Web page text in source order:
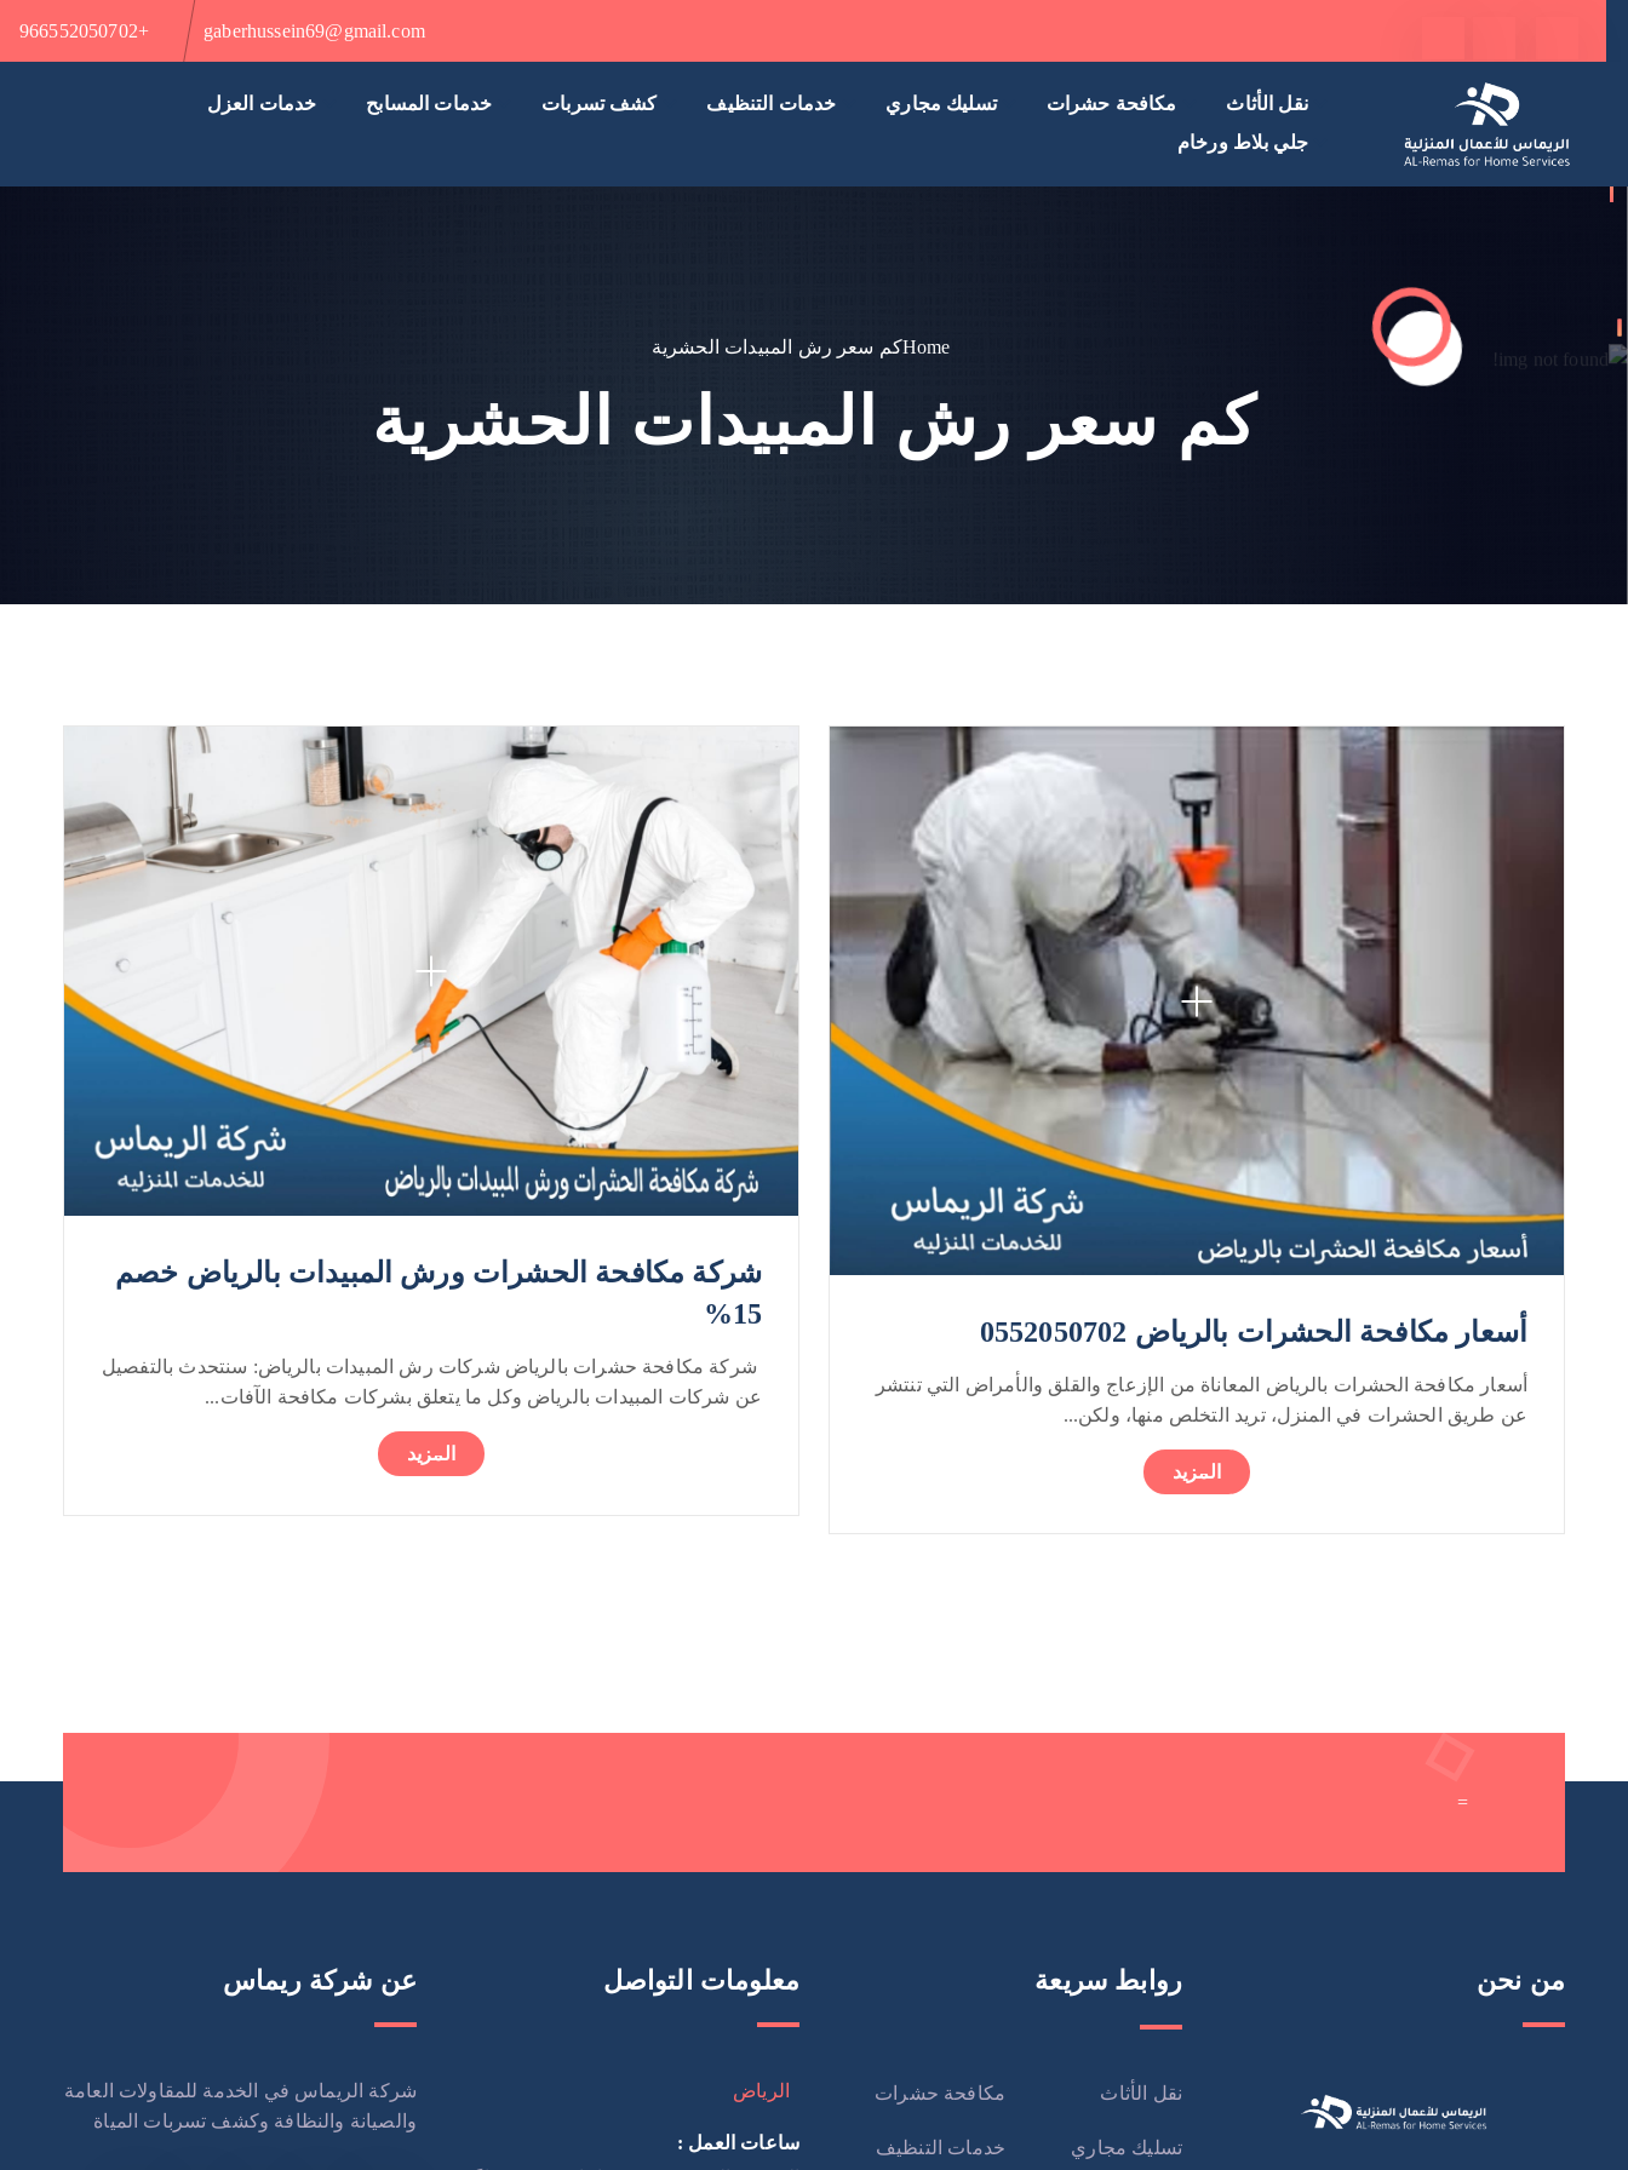
gaberhussein69@gmail.com
+966552050702
نقل الأثاث مكافحة حشرات تسليك مجاري خدمات التنظيف كشف تسربات خدمات المسابح
خدمات العزل
جلي بلاط ورخام
Homeكم سعر رش المبيدات الحشرية
كم سعر رش المبيدات الحشرية
أسعار مكافحة الحشرات بالرياض 0552050702
أسعار مكافحة الحشرات بالرياض المعاناة من الإزعاج والقلق والأمراض التي تنتشر
عن طريق الحشرات في المنزل، تريد التخلص منها، ولكن...
المزيد
شركة مكافحة الحشرات ورش المبيدات بالرياض خصم
15%
شركة مكافحة حشرات بالرياض شركات رش المبيدات بالرياض: سنتحدث بالتفصيل
عن شركات المبيدات بالرياض وكل ما يتعلق بشركات مكافحة الآفات...
المزيد
=
من نحن روابط سريعة
نقل الأثاث مكافحة حشرات
تسليك مجاري خدمات التنظيف
معلومات التواصل
الرياض
ساعات العمل :
عن شركة ريماس
شركة الريماس في الخدمة للمقاولات العامة
والصيانة والنظافة وكشف تسربات المياة